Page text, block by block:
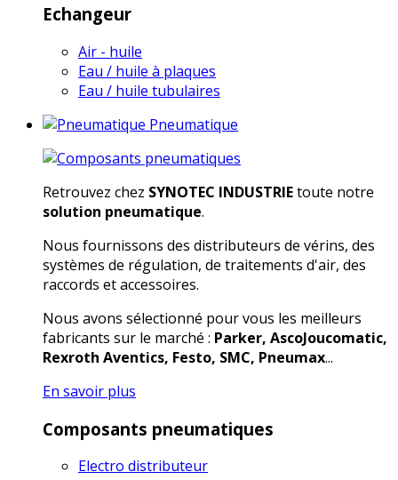
Echangeur
Air - huile
Eau / huile à plaques
Eau / huile tubulaires
Pneumatique
Retrouvez chez SYNOTEC INDUSTRIEtoute notre
solution pneumatique.
Nous fournissons des distributeurs de vérins, des
systèmes de régulation, de traitements d'air, des
raccords et accessoires.
Nous avons sélectionné pour vous les meilleurs
fabricants sur le marché : Parker, AscoJoucomatic,
Rexroth Aventics, Festo, SMC, Pneumax...
En savoir plus
Composants pneumatiques
Electro distributeur